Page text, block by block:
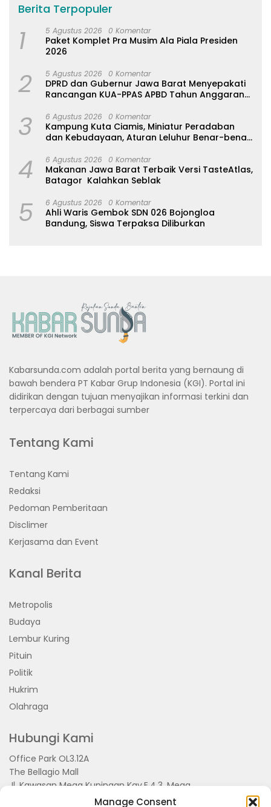
Manage Consent
Berita Terpopuler
1 5 Agustus 2026 0 Komentar
Paket Komplet Pra Musim Ala Piala Presiden
2026
2 5 Agustus 2026 0 Komentar
DPRD dan Gubernur Jawa Barat Menyepakati
Rancangan KUA-PPAS APBD Tahun Anggaran
3 6 Agustus 2026 0 Komentar
Kampung Kuta Ciamis, Miniatur Peradaban
dan Kebudayaan, Aturan Leluhur Benar-benar
4 6 Agustus 2026 0 Komentar
Makanan Jawa Barat Terbaik Versi TasteAtlas,
Batagor Kalahkan Seblak
5 6 Agustus 2026 0 Komentar
Ahli Waris Gembok SDN 026 Bojongloa
Bandung, Siswa Terpaksa Diliburkan
Kabarsunda.com adalah portal berita yang bernaung di
bawah bendera PT Kabar Grup Indonesia (KGI). Portal ini
didirikan dengan tujuan menyajikan informasi terkini dan
terpercaya dari berbagai sumber
Tentang Kami
Tentang Kami
Redaksi
Pedoman Pemberitaan
Disclimer
Kerjasama dan Event
Kanal Berita
Metropolis
Budaya
Lembur Kuring
Pituin
Politik
Hukrim
Olahraga
Hubungi Kami
Office Park OL3.12A
The Bellagio Mall
Jl. Kawasan Mega Kuningan Kav.E.4.3, Mega
Kuningan, Kel. Kuningan Timur,